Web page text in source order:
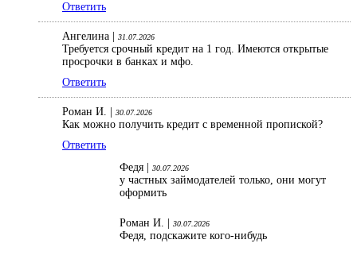
Ответить
Ангелина | 31.07.2026
Требуется срочный кредит на 1 год. Имеются открытые
просрочки в банках и мфо.
Ответить
Роман И. | 30.07.2026
Как можно получить кредит с временной пропиской?
Ответить
Федя |
30.07.2026
у частных займодателей только, они могут
оформить
Роман И. | 30.07.2026
Федя, подскажите кого-нибудь